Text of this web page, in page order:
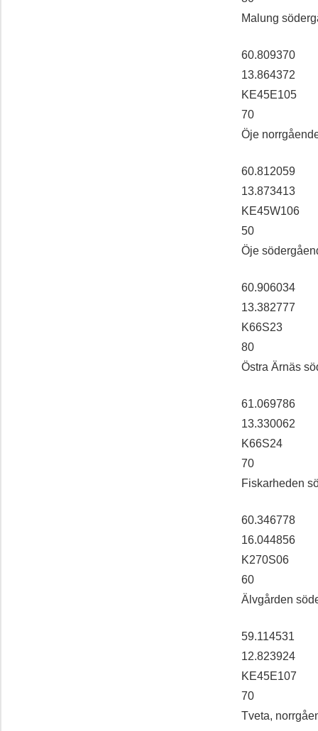
Malung
60.809370
13.864372
KE45E105
70
Öje
60.812059
13.873413
KE45W106
50
Öje
60.906034
13.382777
K66S23
80
Östra Ärnäs
61.069786
13.330062
K66S24
70
Fiskarheden
60.346778
16.044856
K270S06
60
Älvgården
59.114531
12.823924
KE45E107
70
Tveta,